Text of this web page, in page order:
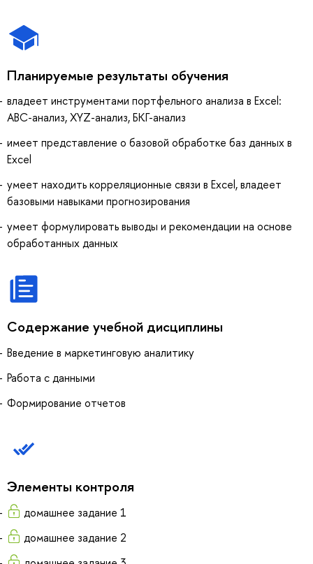
Планируемые результаты обучения
владеет инструментами портфельного анализа в Excel:
ABC-анализ, XYZ-анализ, БКГ-анализ
имеет представление о базовой обработке баз данных в
Excel
умеет находить корреляционные связи в Excel, владеет
базовыми навыками прогнозирования
умеет формулировать выводы и рекомендации на основе
обработанных данных
Содержание учебной дисциплины
Введение в маркетинговую аналитику
Работа с данными
Формирование отчетов
Элементы контроля
домашнее задание 1
домашнее задание 2